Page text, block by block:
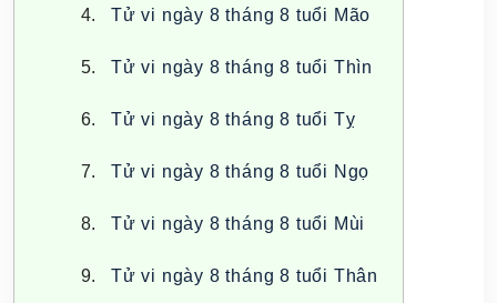
Tử vi ngày 8 tháng 8 tuổi Mão
Tử vi ngày 8 tháng 8 tuổi Thìn
Tử vi ngày 8 tháng 8 tuổi Tỵ
Tử vi ngày 8 tháng 8 tuổi Ngọ
Tử vi ngày 8 tháng 8 tuổi Mùi
Tử vi ngày 8 tháng 8 tuổi Thân